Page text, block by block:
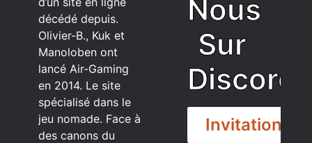
décédé depuis.
Olivier-B., Kuk et
Manoloben ont
lancé Air-Gaming
en 2014. Le site
spécialisé dans le
jeu nomade. Face à
des canons du
Nous
Sur
Discord
Invitation